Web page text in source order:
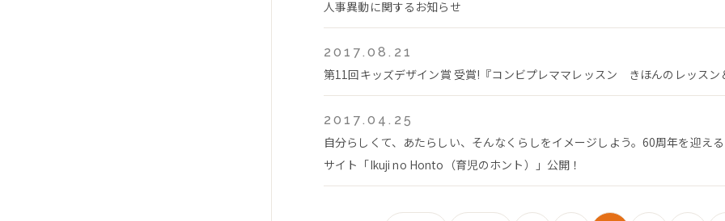
人事異動に関するお知らせ
2017.08.21
第11回キッズデザイン賞 受賞!『コンビプレママレッスン きほんのレッスン
2017.04.25
自分らしくて、あたらしい、そんなくらしをイメージしよう。60周年を迎え
サイト「Ikuji no Honto（育児のホント）」公開！